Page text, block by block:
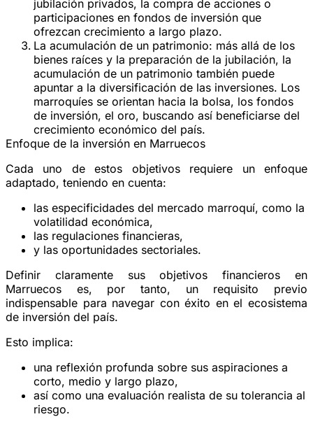
jubilación privados, la compra de acciones o
participaciones en fondos de inversión que
ofrezcan crecimiento a largo plazo.
La acumulación de un patrimonio: más allá de los
bienes raíces y la preparación de la jubilación, la
acumulación de un patrimonio también puede
apuntar a la diversificación de las inversiones. Los
marroquíes se orientan hacia la bolsa, los fondos
de inversión, el oro, buscando así beneficiarse del
crecimiento económico del país.
Enfoque de la inversión en Marruecos
Cada uno de estos objetivos requiere un enfoque
adaptado, teniendo en cuenta:
las especificidades del mercado marroquí, como la
volatilidad económica,
las regulaciones financieras,
y las oportunidades sectoriales.
Definir claramente sus objetivos financieros en
Marruecos es, por tanto, un requisito previo
indispensable para navegar con éxito en el ecosistema
de inversión del país.
Esto implica:
una reflexión profunda sobre sus aspiraciones a
corto, medio y largo plazo,
así como una evaluación realista de su tolerancia al
riesgo.